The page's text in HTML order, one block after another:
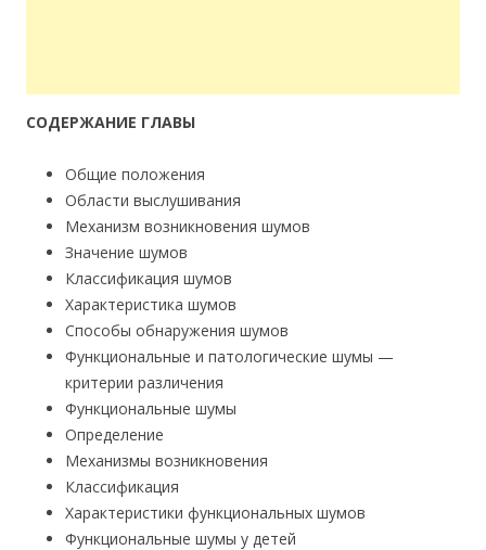
СОДЕРЖАНИЕ ГЛАВЫ
Общие положения
Области выслушивания
Механизм возникновения шумов
Значение шумов
Классификация шумов
Характеристика шумов
Способы обнаружения шумов
Функциональные и патологические шумы —
критерии различения
Функциональные шумы
Определение
Механизмы возникновения
Классификация
Характеристики функциональных шумов
Функциональные шумы у детей